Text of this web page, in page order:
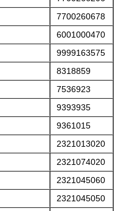
7700260678
6001000470
9999163575
8318859
7536923
9393935
9361015
2321013020
2321074020
2321045060
2321045050